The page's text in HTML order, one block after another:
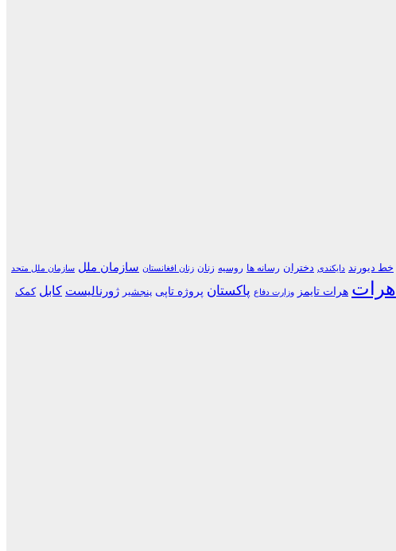
خط دیورند دایکندی دختران رسانه ها روسیه زنان زنان افغانستان سازمان ملل سازمان ملل متحد
هرات هرات تایمز وزارت دفاع پاکستان پروژه تاپی پنجشیر ژورنالیست کابل کمک